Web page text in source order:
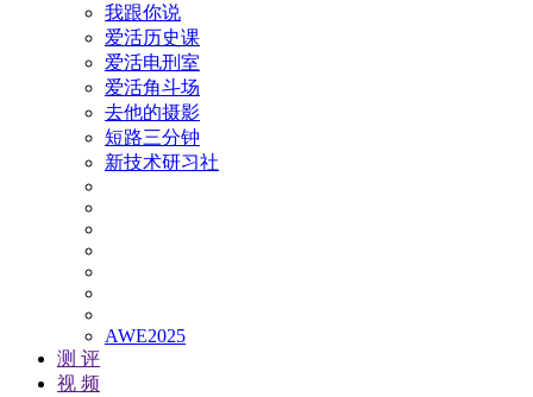
我跟你说
爱活历史课
爱活电刑室
爱活角斗场
去他的摄影
短路三分钟
新技术研习社
AWE2025
测 评
视 频